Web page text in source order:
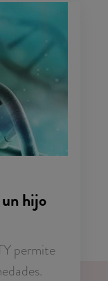
hijo
permite